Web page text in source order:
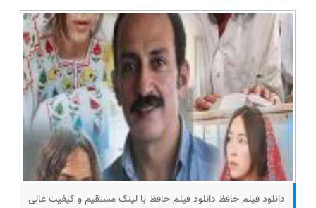
دانلود فیلم حافظ دانلود فیلم حافظ با لینک مستقیم و کیفیت عالی